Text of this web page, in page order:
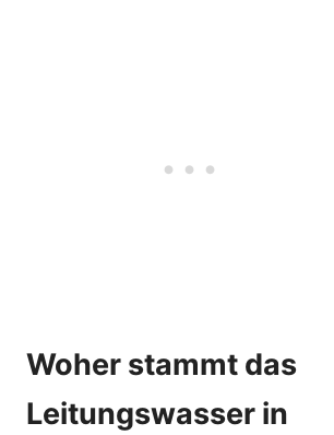
Woher stammt das
Leitungswasser in